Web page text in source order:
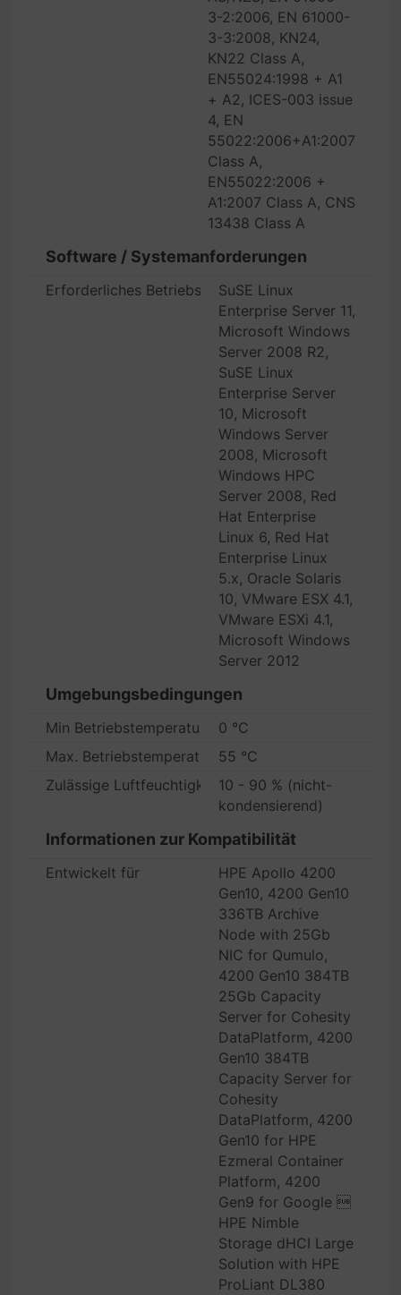
3-2:2006, EN 61000-
3-3:2008, KN24,
KN22 Class A,
EN55024:1998 + A1
+ A2, ICES-003 issue
4, EN
55022:2006+A1:2007
Class A,
EN55022:2006 +
A1:2007 Class A, CNS
13438 Class A
Software / Systemanforderungen
Erforderliches BetriebssystemSuSE Linux
Enterprise Server 11,
Microsoft Windows
Server 2008 R2,
SuSE Linux
Enterprise Server
10, Microsoft
Windows Server
2008, Microsoft
Windows HPC
Server 2008, Red
Hat Enterprise
Linux 6, Red Hat
Enterprise Linux
5.x, Oracle Solaris
10, VMware ESX 4.1,
VMware ESXi 4.1,
Microsoft Windows
Server 2012
Umgebungsbedingungen
Min Betriebstemperatur
0 °C
Max. Betriebstemperatur
55 °C
Zulässige Luftfeuchtigkeit im Betrieb
10 - 90 % (nicht-
kondensierend)
Informationen zur Kompatibilität
Entwickelt für
HPE Apollo 4200
Gen10, 4200 Gen10
336TB Archive
Node with 25Gb
NIC for Qumulo,
4200 Gen10 384TB
25Gb Capacity
Server for Cohesity
DataPlatform, 4200
Gen10 384TB
Capacity Server for
Cohesity
DataPlatform, 4200
Gen10 for HPE
Ezmeral Container
Platform, 4200
Gen9 for Google 
HPE Nimble
Storage dHCI Large
Solution with HPE
ProLiant DL380